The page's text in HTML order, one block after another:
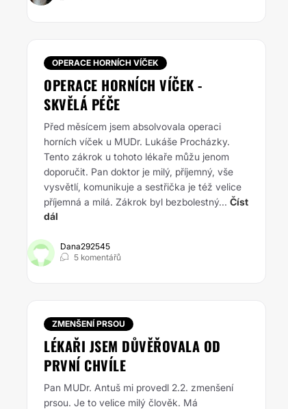
OPERACE HORNÍCH VÍČEK
OPERACE HORNÍCH VÍČEK -
SKVĚLÁ PÉČE
Před měsícem jsem absolvovala operaci
horních víček u MUDr. Lukáše Procházky.
Tento zákrok u tohoto lékaře můžu jenom
doporučit. Pan doktor je milý, příjemný, vše
vysvětlí, komunikuje a sestřička je též velice
příjemná a milá. Zákrok byl bezbolestný... Číst
dál
Dana292545
5 komentářů
ZMENŠENÍ PRSOU
LÉKAŘI JSEM DŮVĚŘOVALA OD
PRVNÍ CHVÍLE
Pan MUDr. Antuš mi provedl 2.2. zmenšení
prsou. Je to velice milý člověk. Má